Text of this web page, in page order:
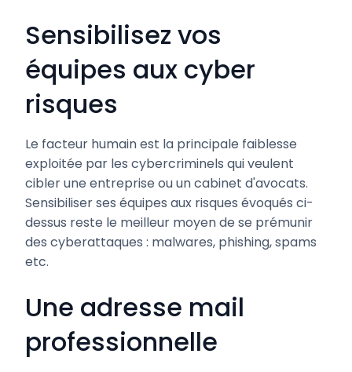
Sensibilisez vos
équipes aux cyber
risques
Le facteur humain est la principale faiblesse
exploitée par les cybercriminels qui veulent
cibler une entreprise ou un cabinet d'avocats.
Sensibiliser ses équipes aux risques évoqués ci-
dessus reste le meilleur moyen de se prémunir
des cyberattaques : malwares, phishing, spams
etc.
Une adresse mail
professionnelle